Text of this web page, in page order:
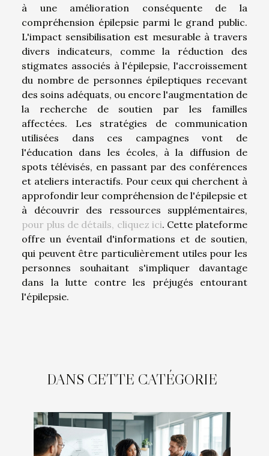
à une amélioration conséquente de la
compréhension épilepsie parmi le grand public.
L'impact sensibilisation est mesurable à travers
divers indicateurs, comme la réduction des
stigmates associés à l'épilepsie, l'accroissement
du nombre de personnes épileptiques recevant
des soins adéquats, ou encore l'augmentation de
la recherche de soutien par les familles
affectées. Les stratégies de communication
utilisées dans ces campagnes vont de
l'éducation dans les écoles, à la diffusion de
spots télévisés, en passant par des conférences
et ateliers interactifs. Pour ceux qui cherchent à
approfondir leur compréhension de l'épilepsie et
à découvrir des ressources supplémentaires,
pour plus de détails, cliquez ici. Cette plateforme
offre un éventail d'informations et de soutien,
qui peuvent être particulièrement utiles pour les
personnes souhaitant s'impliquer davantage
dans la lutte contre les préjugés entourant
l'épilepsie.
DANS CETTE CATÉGORIE